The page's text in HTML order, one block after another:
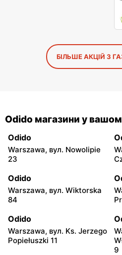
БІЛЬШЕ АКЦІЙ З
Odido магазини у
Odido
Warszawa, вул. Nowolipie
23
Odido
Warszawa, вул. Wiktorska
84
Odido
Warszawa, вул. Ks. Jerzego
Popiełuszki 11
9